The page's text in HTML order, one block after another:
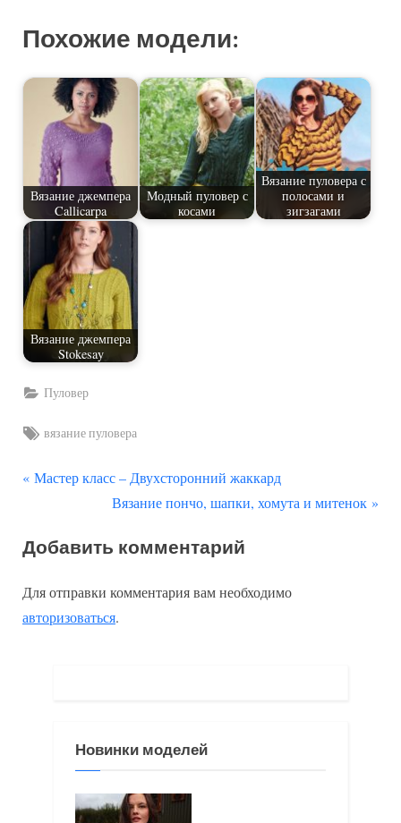
Похожие модели:
Вязание джемпера
Callicarpa
Модный пуловер с
косами
Вязание пуловера с
полосами и
зигзагами
Вязание джемпера
Stokesay
Пуловер
Tags:
вязание пуловера
Навигация
записям
П
д
д
у
Мастер класс – Двухсторонний жаккард
С
е
у
ю
а
и
Вязание пончо, шапки, хомута и митенок
Добавить комментарий
Для отправки комментария вам необходимо
авторизоваться.
Новинки моделей